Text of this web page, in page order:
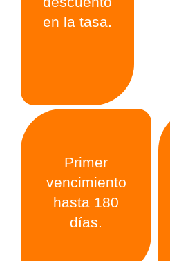
en la tasa.
Primer
vencimiento
hasta 180
días.